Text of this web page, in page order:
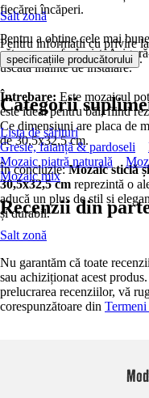
fiecărei încăperi.
Pentru a obține cele mai
către un profesionist.
uscată înainte de instalare.
Întrebare: Este mozaicul
este ideal pentru băi, fiind
Ce dimensiuni are placa de
de 30,5x32,5 cm.
În concluzie:Mozaic sticlă
30,5x32,5 cm reprezintă o
aducă un plus de stil și
și durabil.
Salt zonă
Pentru informații cu privire
specificațiile producătorului .
Categorii
Lista de sărituri
Gresie, faianță & pardoseli
Mozaic piatră naturală
Mozaic mix
Recenzii din
Salt zonă
Nu garantăm că toate
sau achiziționat acest
prelucrarea recenziilor, vă
corespunzătoare din